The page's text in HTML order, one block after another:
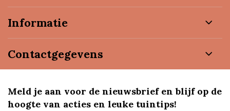
Informatie
Contactgegevens
Meld je aan voor de nieuwsbrief en blijf op de
hoogte van acties en leuke tuintips!